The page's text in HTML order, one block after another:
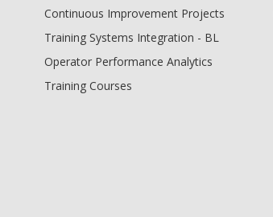
Continuous Improvement Projects
Training Systems Integration - BL
Operator Performance Analytics
Training Courses